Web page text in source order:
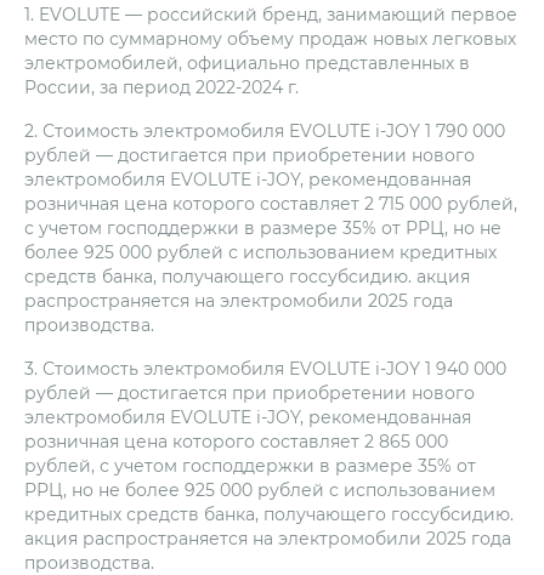
1. EVOLUTE — российский бренд, занимающий первое
место по суммарному объему продаж новых легковых
электромобилей, официально представленных в
России, за период 2022-2024 г.
2. Стоимость электромобиля EVOLUTE i‑JOY 1 790 000
рублей — достигается при приобретении нового
электромобиля EVOLUTE i‑JOY, рекомендованная
розничная цена которого составляет 2 715 000 рублей,
с учетом господдержки в размере 35% от РРЦ, но не
более 925 000 рублей с использованием кредитных
средств банка, получающего госсубсидию. акция
распространяется на электромобили 2025 года
производства.
3. Стоимость электромобиля EVOLUTE i‑JOY 1 940 000
рублей — достигается при приобретении нового
электромобиля EVOLUTE i‑JOY, рекомендованная
розничная цена которого составляет 2 865 000
рублей, с учетом господдержки в размере 35% от
РРЦ, но не более 925 000 рублей с использованием
кредитных средств банка, получающего госсубсидию.
акция распространяется на электромобили 2025 года
производства.